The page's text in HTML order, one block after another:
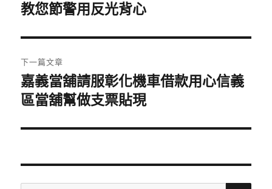
導
覽
一
文
章:
教您節警用反光背心
下一篇文章
下
一
文
嘉義當舖請服彰化機車借款用心信義
區當舖幫做支票貼現